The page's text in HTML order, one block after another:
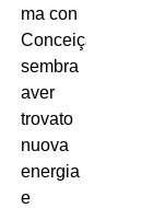
ma con
Conceição
sembra
aver
trovato
nuova
energia
e